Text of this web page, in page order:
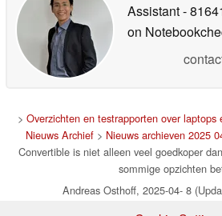
Assistant-
on
> Overzichten en testrapporten over laptops
Nieuws Archief> Nieuws archieven 2025
Convertible is niet alleen veel goedkoper
sommige opzichten
Andreas Osthoff, 2025-04- 8